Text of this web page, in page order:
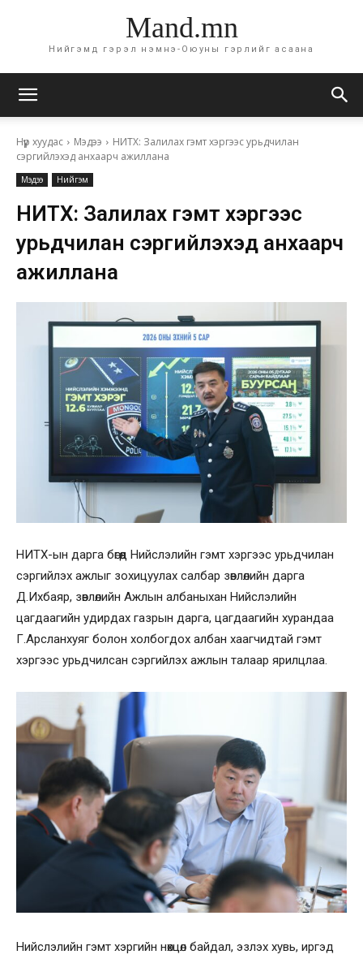
Mand.mn
Нийгэмд гэрэл нэмнэ-Оюуны гэрлийг асаана
Нүүр хуудас Мэдээ
НИТХ: Залилах гэмт хэргээс урьдчилан
сэргийлэхэд анхаарч ажиллана
Мэдээ Нийгэм
НИТХ: Залилах гэмт хэргээс
урьдчилан сэргийлэхэд анхаарч
ажиллана
НИТХ-ын дарга бөгөөд Нийслэлийн гэмт хэргээс урьдчилан
сэргийлэх ажлыг зохицуулах салбар зөвлөлийн дарга
Д.Ихбаяр, зөвлөлийн Ажлын албаныхан Нийслэлийн
цагдаагийн удирдах газрын дарга, цагдаагийн хурандаа
Г.Арсланхуяг болон холбогдох албан хаагчидтай гэмт
хэргээс урьдчилсан сэргийлэх ажлын талаар ярилцлаа.
Нийслэлийн гэмт хэргийн нөхцөл байдал, эзлэх хувь, иргэд